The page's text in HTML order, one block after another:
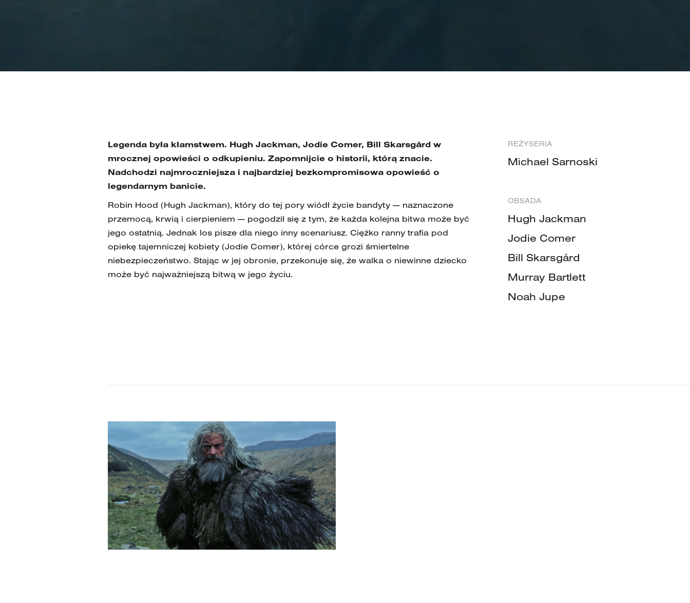
Legenda była kłamstwem. Hugh Jackman, Jodie Comer, Bill Skarsgård w
mrocznej opowieści o odkupieniu. Zapomnijcie o historii, którą znacie.
Nadchodzi najmroczniejsza i najbardziej bezkompromisowa opowieść o
legendarnym banicie.
Robin Hood (Hugh Jackman), który do tej pory wiódł życie bandyty — naznaczone
przemocą, krwią i cierpieniem — pogodził się z tym, że każda kolejna bitwa może być
jego ostatnią. Jednak los pisze dla niego inny scenariusz. Ciężko ranny trafia pod
opiekę tajemniczej kobiety (Jodie Comer), której córce grozi śmiertelne
niebezpieczeństwo. Stając w jej obronie, przekonuje się, że walka o niewinne dziecko
może być najważniejszą bitwą w jego życiu.
REŻYSERIA
Michael Sarnoski
OBSADA
Hugh Jackman
Jodie Comer
Bill Skarsgård
Murray Bartlett
Noah Jupe